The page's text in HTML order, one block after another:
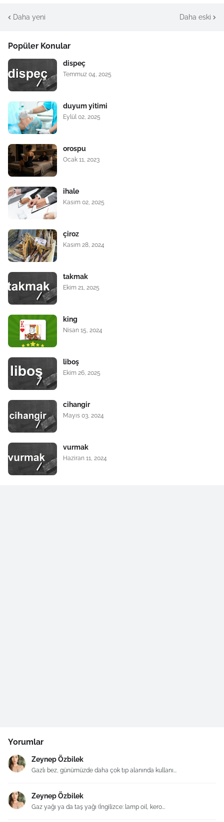
Daha yeni Daha eski
Popüler Konular
dispeç
Temmuz 04, 2025
duyum yitimi
Eylül 02, 2025
orospu
Ocak 11, 2023
ihale
Kasım 02, 2025
çiroz
Kasım 28, 2024
takmak
Ekim 21, 2025
king
Nisan 15, 2024
liboş
Ekim 26, 2025
cihangir
Mayıs 03, 2024
vurmak
Haziran 11, 2024
Yorumlar
Zeynep Özbilek
Gazlı bez, günümüzde daha çok tıp alanında kullanı...
Zeynep Özbilek
Gaz yağı ya da taş yağı (İngilizce: lamp oil, kero...